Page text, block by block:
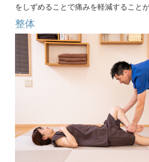
をしずめることで痛みを軽減することが
整体